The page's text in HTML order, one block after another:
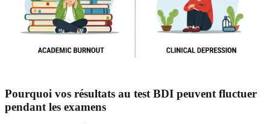
Pourquoi vos résultats au test BDI peuvent fluctuer
pendant les examens